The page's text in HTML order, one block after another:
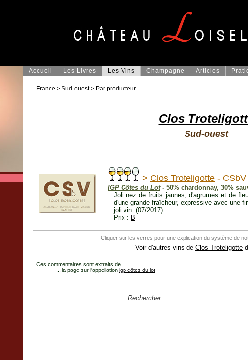
Accueil Les Livres Les Vins Champagne Articles
France > Sud-ouest> Par producteur
Clos
Sud-ouest
> Clos Troteligotte -
IGP Côtes du Lot- 50% chardonnay, 30%
Joli nez de fruits jaunes, d'agrumes et de
d'une grande fraîcheur, expressive avec une
joli vin. (07/2017)
Prix : B
Cliquer sur les verres pour une explication du système de
Voir d'autres vins de Clos Troteligotte
Ces commentaires sont extraits de...
... la page sur l'appellation igp côtes du lot
Rechercher :